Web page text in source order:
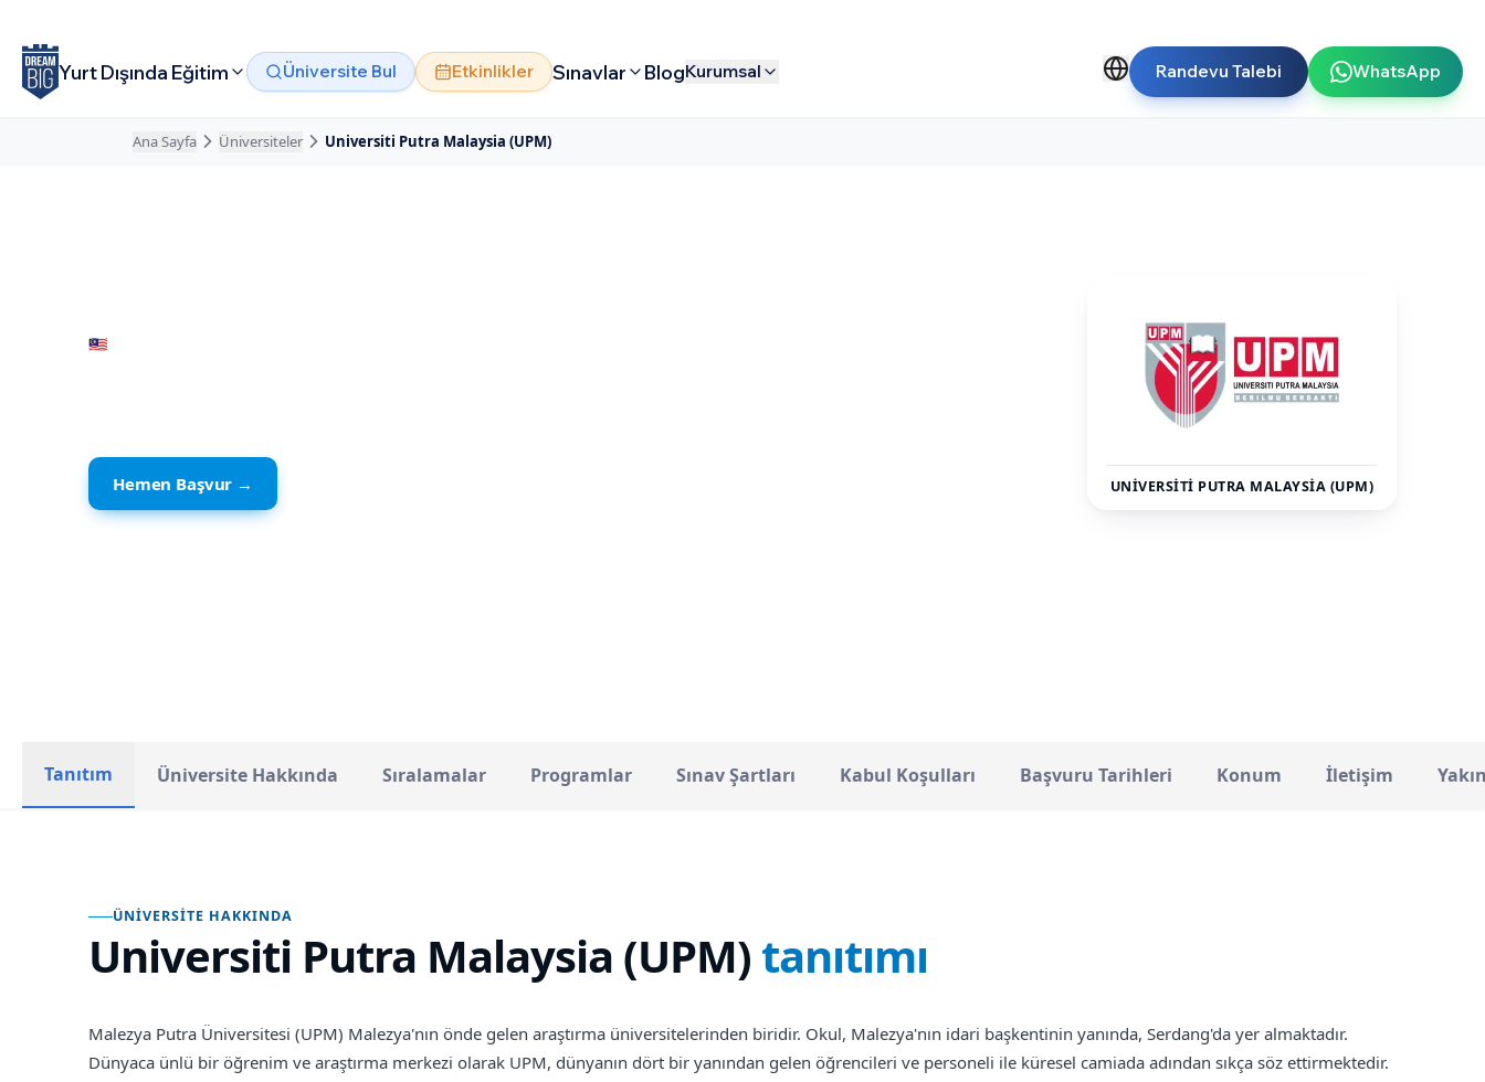
Yurt Dışında Eğitim Üniversite Bul Etkinlikler Sınavlar BlogKurumsal Randevu Talebi WhatsApp
Ana Sayfa Üniversiteler Universiti Putra Malaysia (UPM)
🇲🇾
Hemen Başvur → UNIVERSITI PUTRA MALAYSIA (UPM)
Tanıtım Üniversite Hakkında Sıralamalar Programlar Sınav Şartları Kabul Koşulları Başvuru Tarihleri Konum İletişim
ÜNIVERSITE HAKKINDA
Universiti Putra Malaysia (UPM) tanıtımı
Malezya Putra Üniversitesi (UPM) Malezya'nın önde gelen araştırma üniversitelerinden biridir. Okul, Malezya'nın idari başkentinin yanında, Serdang'da yer almaktadır.
Dünyaca ünlü bir öğrenim ve araştırma merkezi olarak UPM, dünyanın dört bir yanından gelen öğrencileri ve personeli ile küresel camiada adından sıkça söz ettirmektedir.